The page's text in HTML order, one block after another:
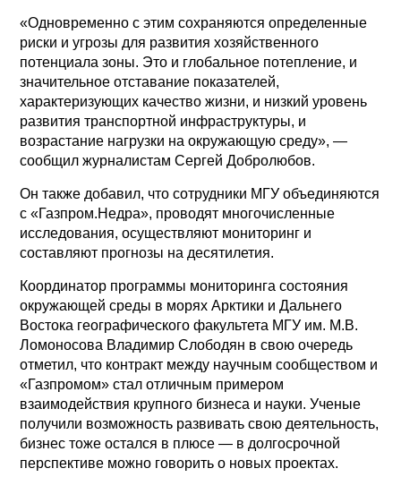
«Одновременно с этим сохраняются определенные
риски и угрозы для развития хозяйственного
потенциала зоны. Это и глобальное потепление, и
значительное отставание показателей,
характеризующих качество жизни, и низкий уровень
развития транспортной инфраструктуры, и
возрастание нагрузки на окружающую среду», —
сообщил журналистам Сергей Добролюбов.
Он также добавил, что сотрудники МГУ объединяются
с «Газпром.Недра», проводят многочисленные
исследования, осуществляют мониторинг и
составляют прогнозы на десятилетия.
Координатор программы мониторинга состояния
окружающей среды в морях Арктики и Дальнего
Востока географического факультета МГУ им. М.В.
Ломоносова Владимир Слободян в свою очередь
отметил, что контракт между научным сообществом и
«Газпромом» стал отличным примером
взаимодействия крупного бизнеса и науки. Ученые
получили возможность развивать свою деятельность,
бизнес тоже остался в плюсе — в долгосрочной
перспективе можно говорить о новых проектах.